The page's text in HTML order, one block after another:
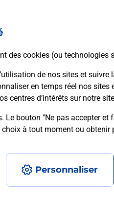
des cookies (ou technologies
de nos sites et suivre
en temps réel nos
centres d’intérêts sur notre
bouton "Ne pas accepter
à tout moment ou
Personnaliser
DE REILHAC (24580) !
savoir plus
ligne depuis